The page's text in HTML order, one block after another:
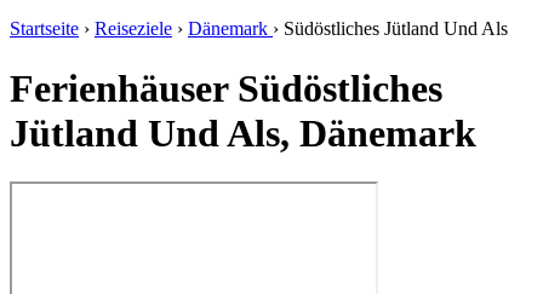
Startseite › Reiseziele › Dänemark › Südöstliches Jütland Und Als
Ferienhäuser Südöstliches
Jütland Und Als, Dänemark